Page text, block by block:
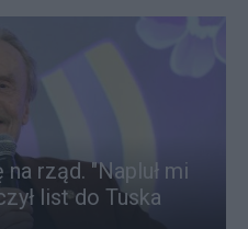
rząd. "Napluł mi
list do Tuska